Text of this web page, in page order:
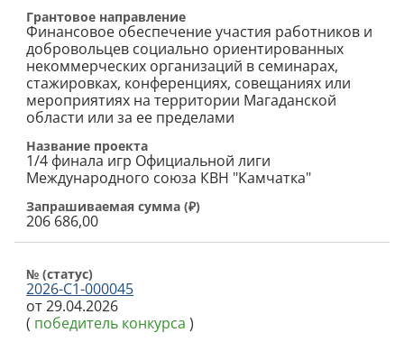
Грантовое направление
Финансовое обеспечение участия работников и
добровольцев социально ориентированных
некоммерческих организаций в семинарах,
стажировках, конференциях, совещаниях или
мероприятиях на территории Магаданской
области или за ее пределами
Название проекта
1/4 финала игр Официальной лиги
Международного союза КВН "Камчатка"
Запрашиваемая сумма (₽)
206 686,00
№ (cтатус)
2026-С1-000045
от 29.04.2026
( победитель конкурса )